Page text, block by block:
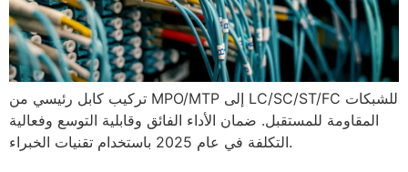
تركيب كابل رئيسي من MPO/MTP إلى LC/SC/ST/FC للشبكات
المقاومة للمستقبل. ضمان الأداء الفائق وقابلية التوسع وفعالية
التكلفة في عام 2025 باستخدام تقنيات الخبراء.